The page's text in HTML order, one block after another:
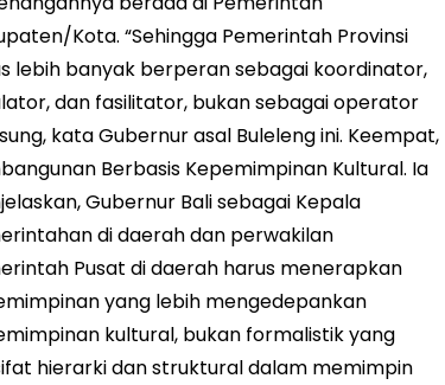
Kota. “Sehingga Pemerintah Provinsi
lebih banyak berperan sebagai koordinator,
dan fasilitator, bukan sebagai operator
kata Gubernur asal Buleleng ini. Keempat,
Berbasis Kepemimpinan Kultural. Ia
Gubernur Bali sebagai Kepala
di daerah dan perwakilan
Pusat di daerah harus menerapkan
yang lebih mengedepankan
kultural, bukan formalistik yang
hierarki dan struktural dalam memimpin